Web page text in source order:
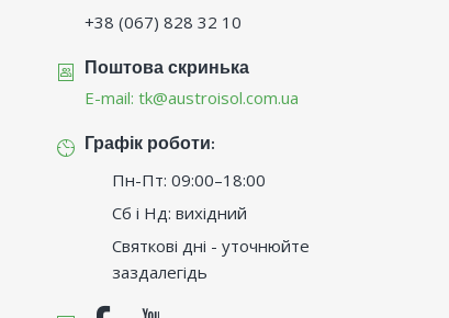
+38 (067) 828 32 10
Поштова скринька
E-mail: tk@austroisol.com.ua
Графік роботи:
Пн-Пт: 09:00–18:00
Сб і Нд: вихідний
Святкові дні - уточнюйте
заздалегідь